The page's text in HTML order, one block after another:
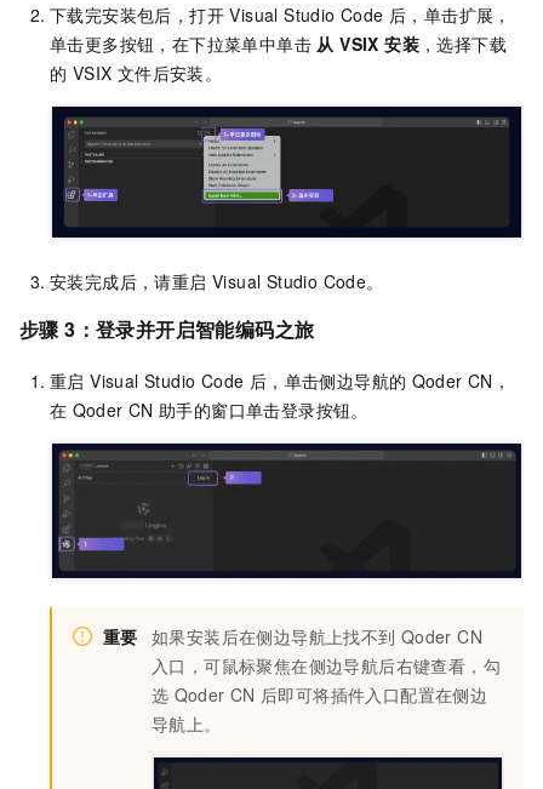
下载完安装包后，打开 Visual Studio Code 后，单击扩展，
单击更多按钮，在下拉菜单中单击 从 VSIX 安装 ，选择下载
的 VSIX 文件后安装。
安装完成后，请重启 Visual Studio Code。
步骤 3：登录并开启智能编码之旅
重启 Visual Studio Code 后，单击侧边导航的 Qoder CN ，
在 Qoder CN 助手的窗口单击登录按钮。
重要 如果安装后在侧边导航上找不到 Qoder CN
入口，可鼠标聚焦在侧边导航后右键查看，勾
选 Qoder CN 后即可将插件入口配置在侧边
导航上。